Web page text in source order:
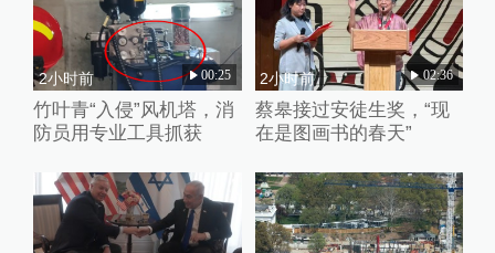
2小时前 00:25
竹叶青“入侵”风机塔，消
防员用专业工具抓获
2小时前 02:36
蔡皋接过安徒生奖，“现
在是图画书的春天”